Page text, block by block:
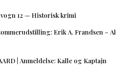
12 — Historisk krimi
Erik A. Frandsen – Al
| Anmeldelse: Kalle og Kaptajn